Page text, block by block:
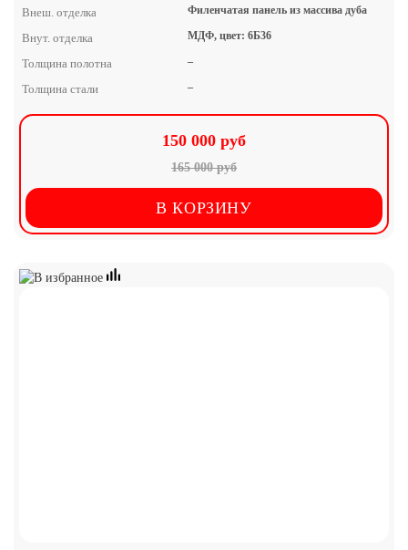
Внеш. отделка Филенчатая панель из массива дуба
Внут. отделка МДФ, цвет: 6Б36
Толщина полотна –
Толщина стали –
150 000 руб
165 000 руб
В КОРЗИНУ